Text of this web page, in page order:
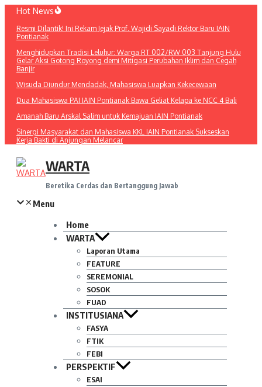
Lewati
konten
Hot News
Resmi Dilantik! Ini Rekam Jejak Prof. Wajidi Sayadi Rektor Baru IAIN
Pontianak
Menghidupkan Tradisi Leluhur: Warga RT 002/RW 003 Tanjung Hulu
Gelar Aksi Gotong Royong demi Mitigasi Perubahan Iklim dan Cegah
Banjir
Wisuda Diundur Mendadak, Mahasiswa Luapkan Kekecewaan
Dua Mahasiswa PAI IAIN Pontianak Bawa Geliat Kelapa ke NCC 4 Bali
Amanah Baru Arskal Salim untuk Kemajuan IAIN Pontianak
Sinergi Masyarakat dan Mahasiswa KKL IAIN Pontianak Sukseskan
Kerja Bakti di Anjungan Melancar
WARTA
Beretika Cerdas dan Bertanggung Jawab
Menu
Home
WARTA
Laporan Utama
FEATURE
SEREMONIAL
SOSOK
FUAD
INSTITUSIANA
FASYA
FTIK
FEBI
PERSPEKTIF
ESAI